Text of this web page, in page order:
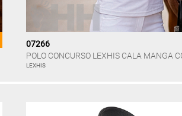
07266
POLO CONCURSO LEXHIS CALA MANGA
LEXHIS